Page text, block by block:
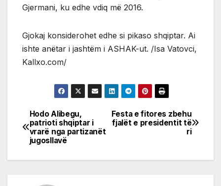
Gjermani, ku edhe vdiq më 2016.
Gjokaj konsiderohet edhe si pikaso shqiptar. Ai
ishte anëtar i jashtëm i ASHAK-ut. /Isa Vatovci,
Kallxo.com/
Post
navigation
Festa e fitores zbehu
fjalët e presidentit të
ri
Hodo Alibegu,
patrioti shqiptar i
vrarë nga partizanët
jugosllavë